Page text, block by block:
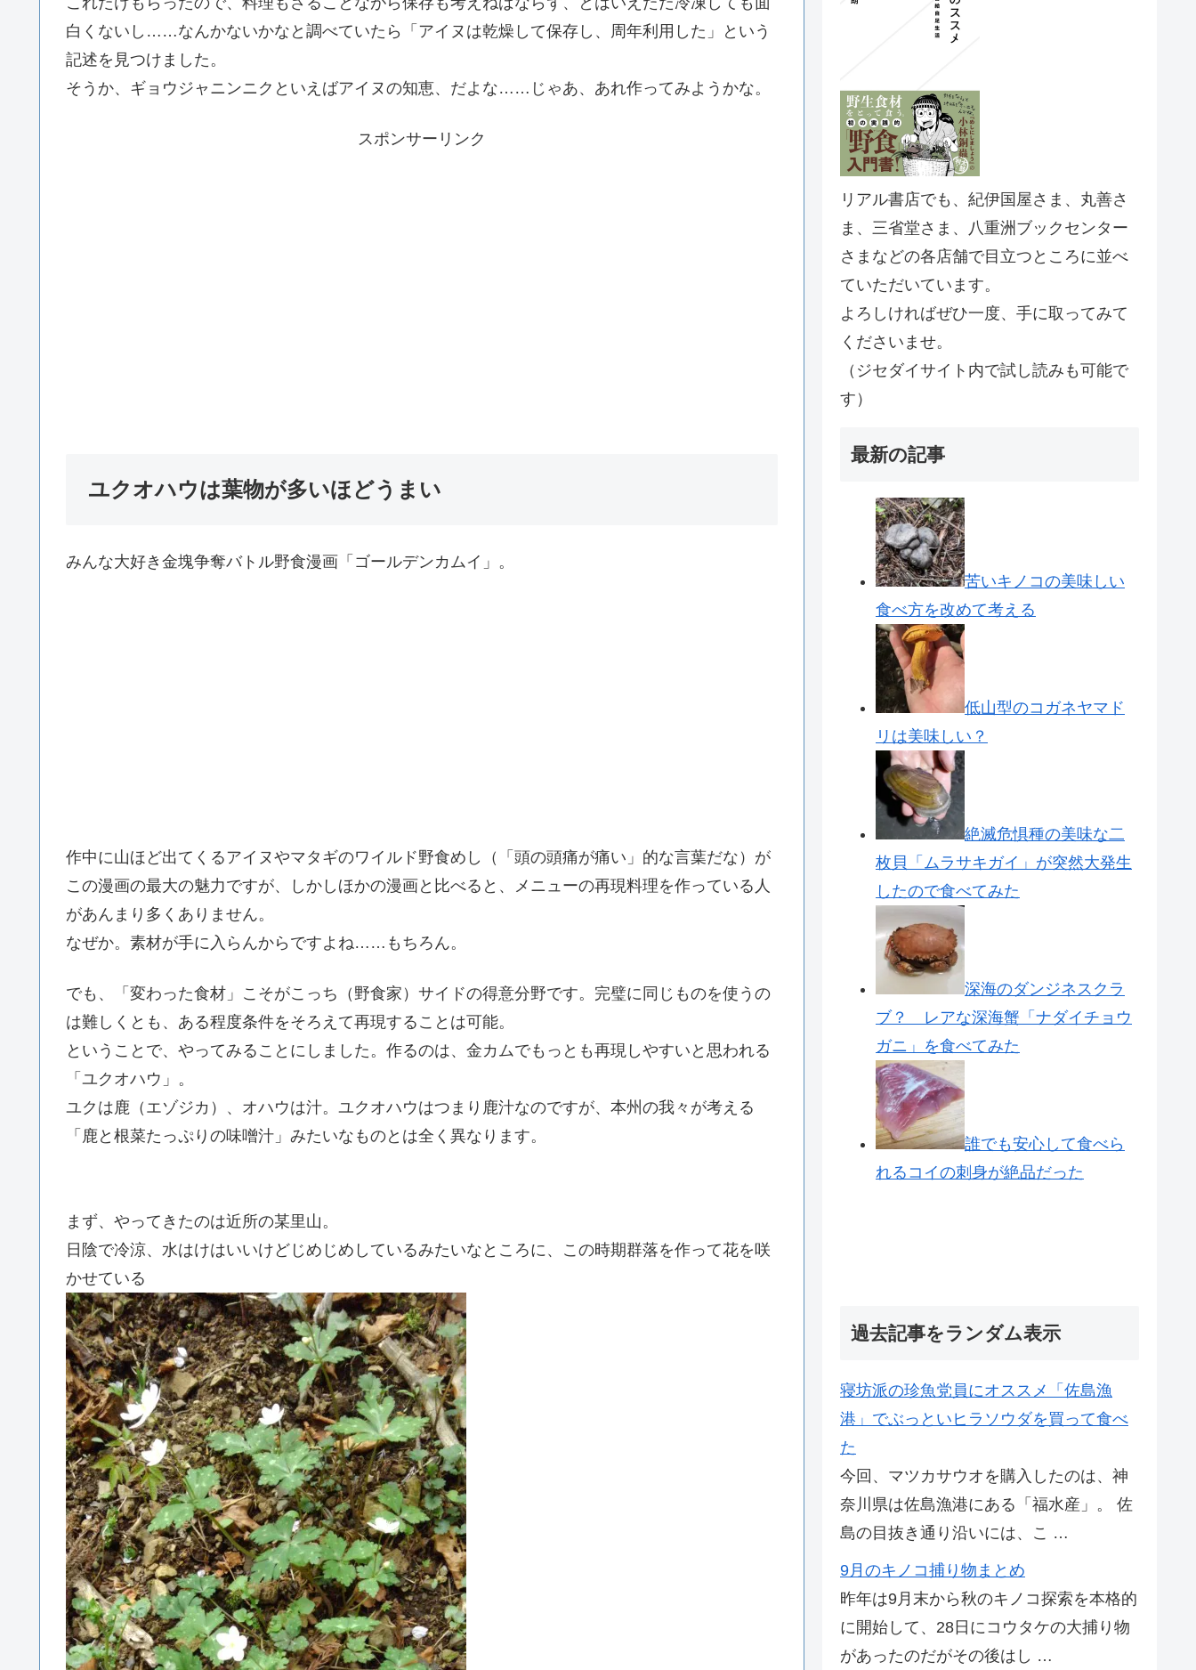
白くないし……なんかないかなと調べていたら「アイヌは乾燥して保存し、周年利用した」という
記述を見つけました。
そうか、ギョウジャニンニクといえばアイヌの知恵、だよな……じゃあ、あれ作ってみようかな。
スポンサーリンク
ユクオハウは葉物が多いほどうまい
みんな大好き金塊争奪バトル野食漫画「ゴールデンカムイ」。
作中に山ほど出てくるアイヌやマタギのワイルド野食めし（「頭の頭痛が痛い」的な言葉だな）が
この漫画の最大の魅力ですが、しかしほかの漫画と比べると、メニューの再現料理を作っている人
があんまり多くありません。
なぜか。素材が手に入らんからですよね……もちろん。
でも、「変わった食材」こそがこっち（野食家）サイドの得意分野です。完璧に同じものを使うの
は難しくとも、ある程度条件をそろえて再現することは可能。
ということで、やってみることにしました。作るのは、金カムでもっとも再現しやすいと思われる
「ユクオハウ」。
ユクは鹿（エゾジカ）、オハウは汁。ユクオハウはつまり鹿汁なのですが、本州の我々が考える
「鹿と根菜たっぷりの味噌汁」みたいなものとは全く異なります。
まず、やってきたのは近所の某里山。
日陰で冷涼、水はけはいいけどじめじめしているみたいなところに、この時期群落を作って花を咲
かせている
リアル書店でも、紀伊国屋さま、丸善さ
ま、三省堂さま、八重洲ブックセンター
さまなどの各店舗で目立つところに並べ
ていただいています。
よろしければぜひ一度、手に取ってみて
くださいませ。
（ジセダイサイト内で試し読みも可能で
す）
最新の記事
苦いキノコの美味しい
食べ方を改めて考える
低山型のコガネヤマド
リは美味しい？
絶滅危惧種の美味な二
枚貝「ムラサキガイ」が突然大発生
したので食べてみた
深海のダンジネスクラ
ブ？ レアな深海蟹「ナダイチョウ
ガニ」を食べてみた
誰でも安心して食べら
れるコイの刺身が絶品だった
過去記事をランダム表示
寝坊派の珍魚党員にオススメ「佐島漁
港」でぶっといヒラソウダを買って食べ
た
今回、マツカサウオを購入したのは、神
奈川県は佐島漁港にある「福水産」。 佐
島の目抜き通り沿いには、こ …
9月のキノコ捕り物まとめ
昨年は9月末から秋のキノコ探索を本格的
に開始して、28日にコウタケの大捕り物
があったのだがその後はし …